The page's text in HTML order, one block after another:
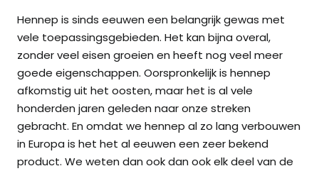
Hennep is sinds eeuwen een belangrijk gewas met
vele toepassingsgebieden. Het kan bijna overal,
zonder veel eisen groeien en heeft nog veel meer
goede eigenschappen. Oorspronkelijk is hennep
afkomstig uit het oosten, maar het is al vele
honderden jaren geleden naar onze streken
gebracht. En omdat we hennep al zo lang verbouwen
in Europa is het het al eeuwen een zeer bekend
product. We weten dan ook dan ook elk deel van de